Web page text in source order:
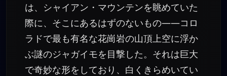
は、シャイアン・マウンテンを眺めていた
際に、そこにあるはずのないもの――コロ
ラドで最も有名な花崗岩の山頂上空に浮か
ぶ謎のジャガイモを目撃した。それは巨大
で奇妙な形をしており、白くきらめいてい